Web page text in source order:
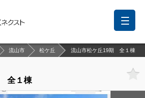
流山市 松ケ丘 流山市松ケ丘19期 全１棟
全１棟
検討リスト